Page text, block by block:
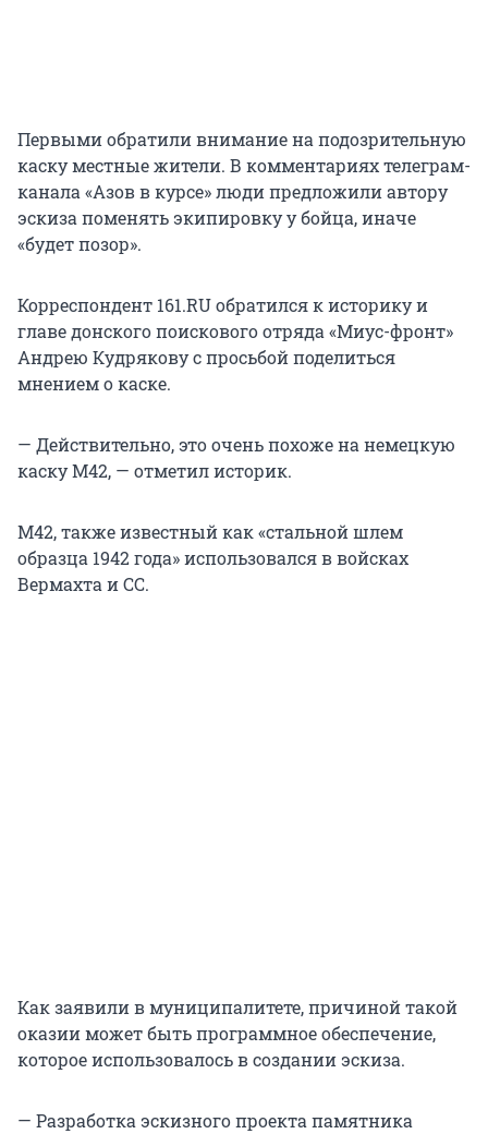
Первыми обратили внимание на подозрительную
каску местные жители. В комментариях телеграм-
канала «Азов в курсе» люди предложили автору
эскиза поменять экипировку у бойца, иначе
«будет позор».
Корреспондент 161.RU обратился к историку и
главе донского поискового отряда «Миус-фронт»
Андрею Кудрякову с просьбой поделиться
мнением о каске.
— Действительно, это очень похоже на немецкую
каску М42, — отметил историк.
М42, также известный как «стальной шлем
образца 1942 года» использовался в войсках
Вермахта и СС.
Как заявили в муниципалитете, причиной такой
оказии может быть программное обеспечение,
которое использовалось в создании эскиза.
— Разработка эскизного проекта памятника